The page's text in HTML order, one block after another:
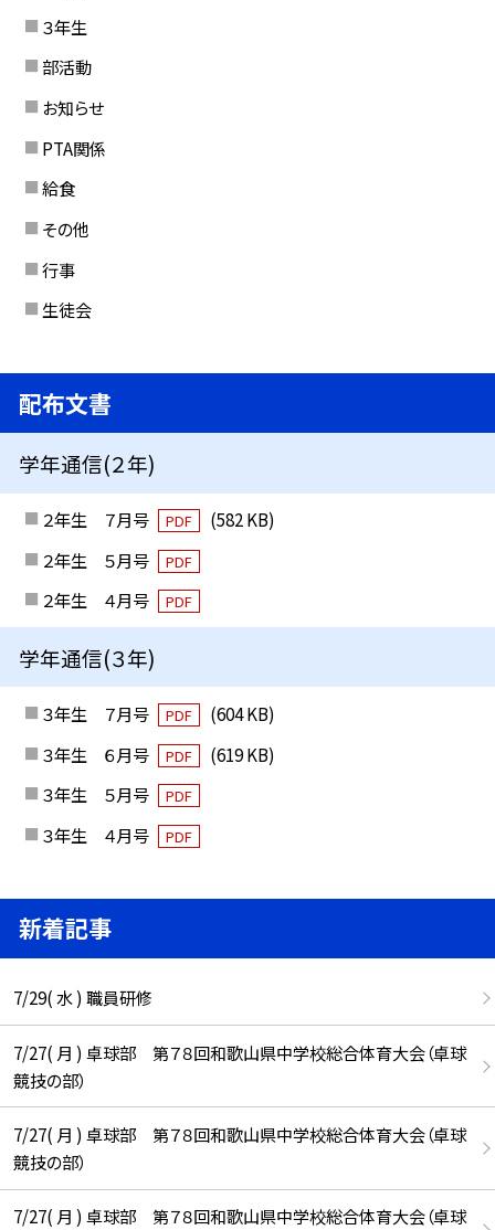
３年生
部活動
お知らせ
PTA関係
給食
その他
行事
生徒会
配布文書
学年通信(２年)
２年生 ７月号 PDF
(582 KB)
２年生 ５月号
PDF
２年生 ４月号 PDF
学年通信(３年)
３年生 ７月号 PDF
(604 KB)
３年生 ６月号
PDF
(619 KB)
３年生 ５月号
PDF
３年生 ４月号 PDF
新着記事
7/29( 水 ) 職員研修
7/27( 月 ) 卓球部 第７８回和歌山県中学校総合体育大会（卓球
競技の部）
7/27( 月 ) 卓球部 第７８回和歌山県中学校総合体育大会（卓球
競技の部）
7/27( 月 ) 卓球部 第７８回和歌山県中学校総合体育大会（卓球